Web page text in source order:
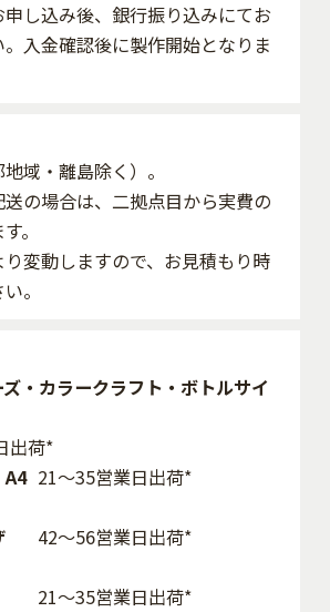
し込み後、銀行振り込みにてお
入金確認後に製作開始となりま
域・離島除く）。
の場合は、二拠点目から実費の
。
変動しますので、お見積もり時
。
・カラークラフト・ボトルサイ
出荷*
21～35営業日出荷*
42〜56営業日出荷*
21～35営業日出荷*